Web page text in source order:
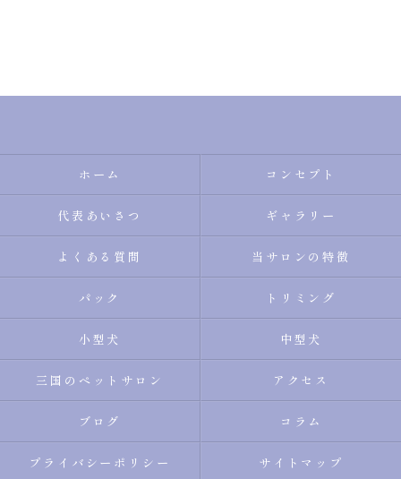
ホーム コンセプト
代表あいさつ ギャラリー
よくある質問 当サロンの特徴
パック トリミング
小型犬 中型犬
三国のペットサロン アクセス
ブログ コラム
プライバシーポリシー サイトマップ